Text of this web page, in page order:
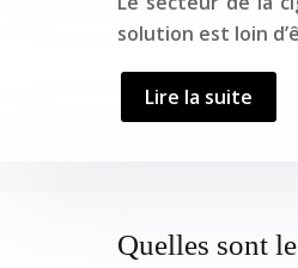
solution est loin
Lire la suite
Quelles sont